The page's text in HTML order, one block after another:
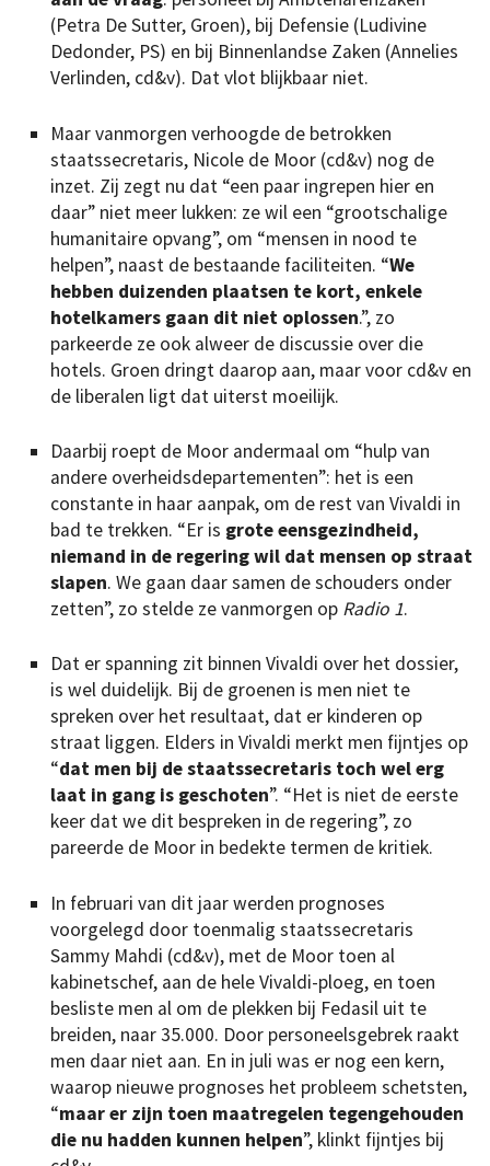
(Petra De Sutter, Groen), bij Defensie (Ludivine
Dedonder, PS) en bij Binnenlandse Zaken (Annelies
Verlinden, cd&v). Dat vlot blijkbaar niet.
Maar vanmorgen verhoogde de betrokken
staatssecretaris, Nicole de Moor (cd&v) nog de
inzet. Zij zegt nu dat “een paar ingrepen hier en
daar” niet meer lukken: ze wil een “grootschalige
humanitaire opvang”, om “mensen in nood te
helpen”, naast de bestaande faciliteiten. “We
hebben duizenden plaatsen te kort, enkele
hotelkamers gaan dit niet oplossen.”, zo
parkeerde ze ook alweer de discussie over die
hotels. Groen dringt daarop aan, maar voor cd&v en
de liberalen ligt dat uiterst moeilijk.
Daarbij roept de Moor andermaal om “hulp van
andere overheidsdepartementen”: het is een
constante in haar aanpak, om de rest van Vivaldi in
bad te trekken. “Er is grote eensgezindheid,
niemand in de regering wil dat mensen op straat
slapen. We gaan daar samen de schouders onder
zetten”, zo stelde ze vanmorgen op Radio 1.
Dat er spanning zit binnen Vivaldi over het dossier,
is wel duidelijk. Bij de groenen is men niet te
spreken over het resultaat, dat er kinderen op
straat liggen. Elders in Vivaldi merkt men fijntjes op
“dat men bij de staatssecretaris toch wel erg
laat in gang is geschoten”. “Het is niet de eerste
keer dat we dit bespreken in de regering”, zo
pareerde de Moor in bedekte termen de kritiek.
In februari van dit jaar werden prognoses
voorgelegd door toenmalig staatssecretaris
Sammy Mahdi (cd&v), met de Moor toen al
kabinetschef, aan de hele Vivaldi-ploeg, en toen
besliste men al om de plekken bij Fedasil uit te
breiden, naar 35.000. Door personeelsgebrek raakt
men daar niet aan. En in juli was er nog een kern,
waarop nieuwe prognoses het probleem schetsten,
“maar er zijn toen maatregelen tegengehouden
die nu hadden kunnen helpen”, klinkt fijntjes bij